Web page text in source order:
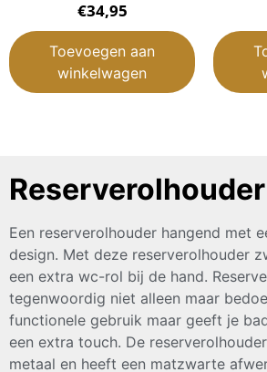
€34,95
Toevoegen aan
winkelwagen
Een reserverolhouder hangend met
design. Met deze reserverolhouder
een extra wc-rol bij de hand.
tegenwoordig niet alleen maar
functionele gebruik maar geeft je
een extra touch. De
metaal en heeft een matzwarte